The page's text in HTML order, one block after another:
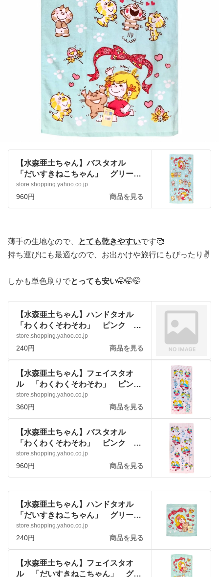
【水森亜土ちゃん】バスタオル
「だいすきねこちゃん」 グリー
ン かわいい 女の子 日用品
:ado-towel-lol:アートサロン和錆 -
通販 - Yahoo!ショッピング
store.shopping.yahoo.co.jp
960円 商品を見る
薄手の生地なので、 とても乾きやすいです🥰
持ち運びにも最適なので、お出かけや旅行にもぴったり✌️
しかも単色刷りでとっても安い🤭🤭🤭
【水森亜土ちゃん】ハンドタオル
「わくわくそわそわ」 ピンク か
わいい 女の子 日用品 ハンカチ
:ado-towel-wks:アートサロン和錆 -
通販 - Yahoo!ショッピング
store.shopping.yahoo.co.jp
240円 商品を見る
【水森亜土ちゃん】フェイスタオ
ル 「わくわくそわそわ」 ピン
ク かわいい 女の子 日用品
:ado-towel-wkm:アートサロン和錆 -
通販 - Yahoo!ショッピング
store.shopping.yahoo.co.jp
360円 商品を見る
【水森亜土ちゃん】バスタオル
「わくわくそわそわ」 ピンク か
わいい 女の子 日用品 :ado-
towel-wkl:アートサロン和錆 - 通販 -
Yahoo!ショッピング
store.shopping.yahoo.co.jp
960円 商品を見る
【水森亜土ちゃん】ハンドタオル
「だいすきねこちゃん」 グリー
ン かわいい 女の子 日用品 ハ
ンカチ :ado-towel-los:アートサロン
和錆 - 通販 - Yahoo!ショッピング
store.shopping.yahoo.co.jp
240円 商品を見る
【水森亜土ちゃん】フェイスタオ
ル 「だいすきねこちゃん」 グリ